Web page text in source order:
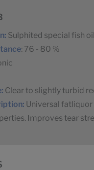
Sulphited special fish
: 76 - 80 %
Clear to slightly turbid
Universal
Improves tear